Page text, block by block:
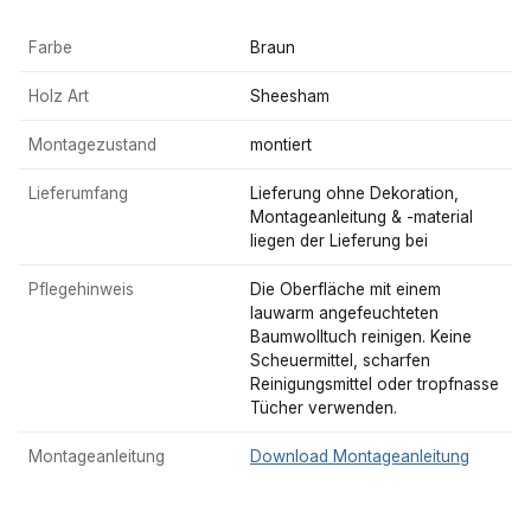
Farbe Braun
Holz Art Sheesham
Montagezustand montiert
Lieferumfang
Lieferung ohne Dekoration,
Montageanleitung & -material
liegen der Lieferung bei
Pflegehinweis
Die Oberfläche mit einem
lauwarm angefeuchteten
Baumwolltuch reinigen. Keine
Scheuermittel, scharfen
Reinigungsmittel oder tropfnasse
Tücher verwenden.
Montageanleitung Download Montageanleitung